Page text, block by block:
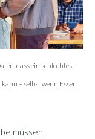
dass ein schlechtes
– selbst wenn Essen
müssen